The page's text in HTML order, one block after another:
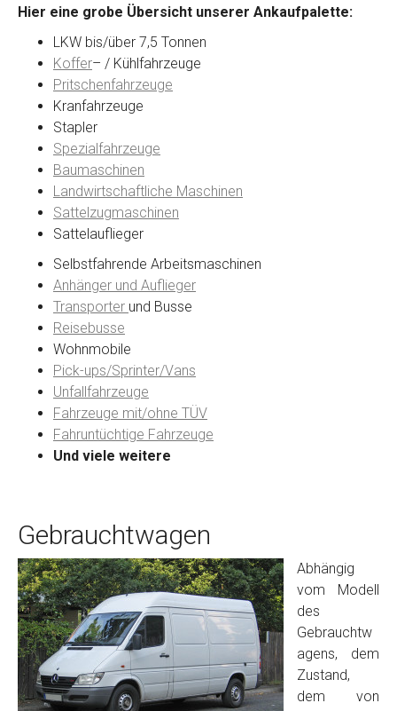
Marke*
Baujahr
Getriebe
Bekannte Schäden
Kilometerstand
Preisvorstellung
Name*
Email
PLZ und Ort
Foto Nr. 1
Hier eine grobe Übersicht unserer Ankaufpalette:
LKW bis/über 7,5 Tonnen
Koffer– / Kühlfahrzeuge
Pritschenfahrzeuge
Kranfahrzeuge
Stapler
Spezialfahrzeuge
Baumaschinen
Landwirtschaftliche Maschinen
Sattelzugmaschinen
Sattelauflieger
Selbstfahrende Arbeitsmaschinen
Anhänger und Auflieger
Transporter und Busse
Reisebusse
Wohnmobile
Pick-ups/Sprinter/Vans
Unfallfahrzeuge
Fahrzeuge mit/ohne TÜV
Fahruntüchtige Fahrzeuge
Und viele weitere
Gebrauchtwagen
Abhängig
vom Modell
des
Gebrauchtw
agens, dem
Zustand,
dem von